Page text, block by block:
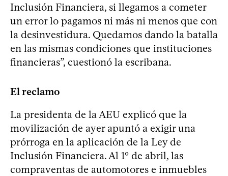
Inclusión Financiera, si llegamos a cometer
un error lo pagamos ni más ni menos que con
la desinvestidura. Quedamos dando la batalla
en las mismas condiciones que instituciones
financieras”, cuestionó la escribana.
El reclamo
La presidenta de la AEU explicó que la
movilización de ayer apuntó a exigir una
prórroga en la aplicación de la Ley de
Inclusión Financiera. Al 1º de abril, las
compraventas de automotores e inmuebles